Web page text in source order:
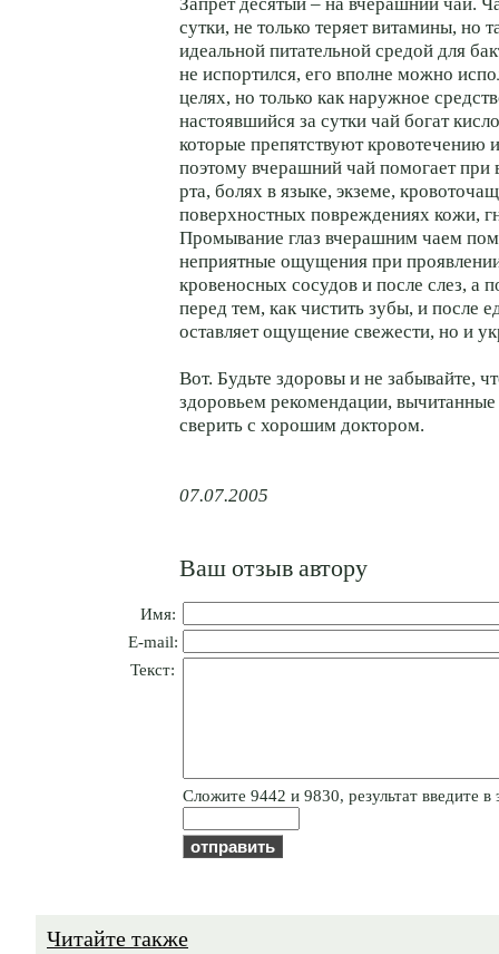
Запрет десятый – на вчерашний чай.
сутки, не только теряет витамины, но
идеальной питательной средой для
не испортился, его вполне можно
целях, но только как наружное
настоявшийся за сутки чай богат
которые препятствуют кровотечению
поэтому вчерашний чай помогает при
рта, болях в языке, экземе,
поверхностных повреждениях кожи,
Промывание глаз вчерашним чаем
неприятные ощущения при
кровеносных сосудов и после слез, а
перед тем, как чистить зубы, и после
оставляет ощущение свежести, но и
Вот. Будьте здоровы и не забывайте,
здоровьем рекомендации,
сверить с хорошим доктором.
07.07.2005
Ваш отзыв автору
Имя:
E-mail:
Текст:
Cлoжитe 9442 и 9830, результат введите в
Читайте также